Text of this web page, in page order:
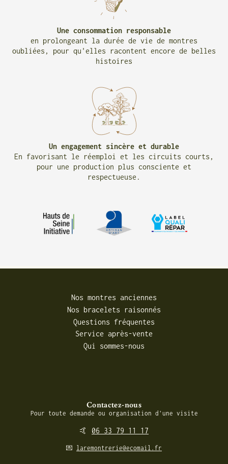
Une consommation responsable
en prolongeant la durée de vie de montres
oubliées, pour qu'elles racontent encore de belles
histoires
Un engagement sincère et durable
En favorisant le réemploi et les circuits courts,
pour une production plus consciente et
respectueuse.
Nos montres anciennes
Nos bracelets raisonnés
Questions fréquentes
Service après-vente
Qui sommes-nous
Contactez-nous
Pour toute demande ou organisation d'une visite
🤙 06 33 79 11 17
💌 laremontrerie@ecomail.fr